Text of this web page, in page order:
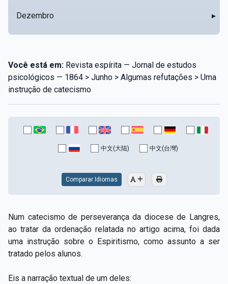
Dezembro ▸
Você está em: Revista espírita — Jornal de estudos
psicológicos — 1864 > Junho > Algumas refutações > Uma
instrução de catecismo
中文(大陆) 中文(台灣)
Comparar Idiomas
Num catecismo de perseverança da diocese de Langres,
ao tratar da ordenação relatada no artigo acima, foi dada
uma instrução sobre o Espiritismo, como assunto a ser
tratado pelos alunos.
Eis a narração textual de um deles: